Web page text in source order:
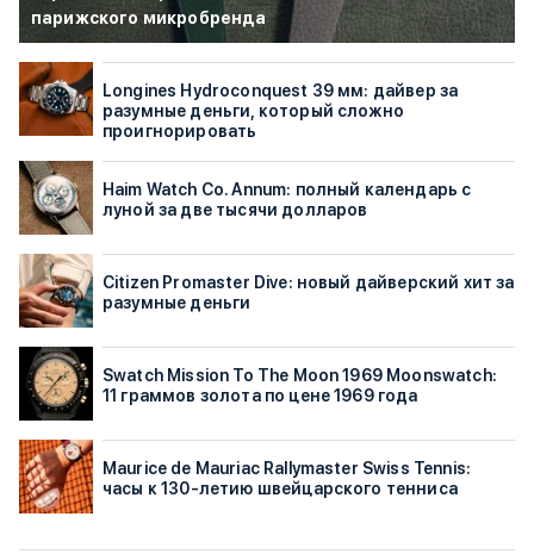
парижского микробренда
Longines Hydroconquest 39 мм: дайвер за
разумные деньги, который сложно
проигнорировать
Haim Watch Co. Annum: полный календарь с
луной за две тысячи долларов
Citizen Promaster Dive: новый дайверский хит за
разумные деньги
Swatch Mission To The Moon 1969 Moonswatch:
11 граммов золота по цене 1969 года
Maurice de Mauriac Rallymaster Swiss Tennis:
часы к 130-летию швейцарского тенниса